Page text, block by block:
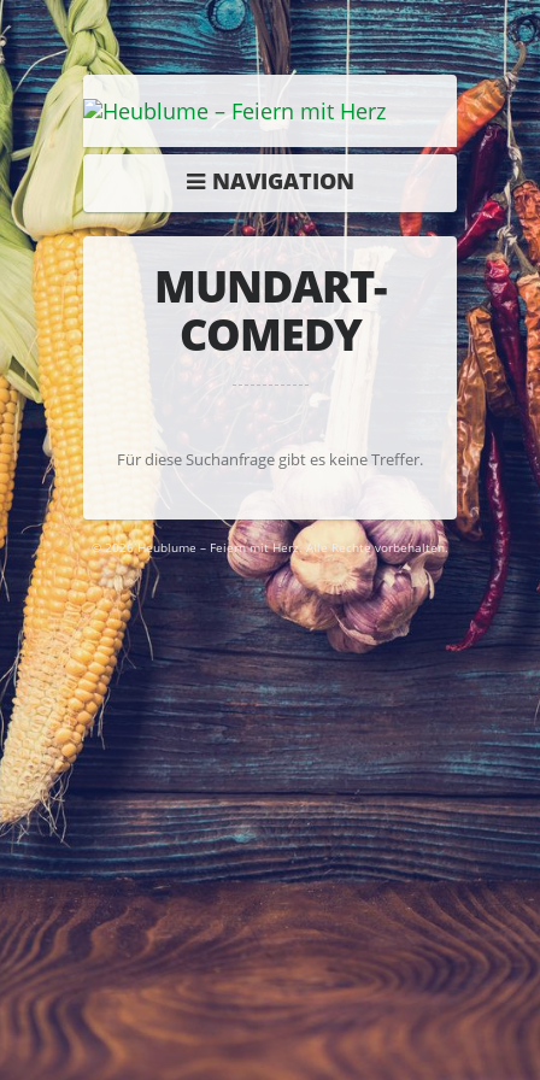
NAVIGATION
MUNDART-
COMEDY
Für diese Suchanfrage gibt es keine Treffer.
© 2026 Heublume – Feiern mit Herz. Alle Rechte vorbehalten.